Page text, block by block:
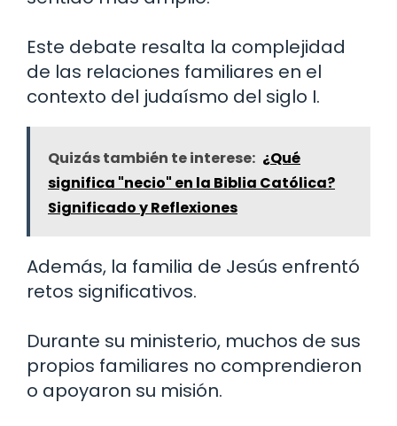
Este debate resalta la complejidad
de las relaciones familiares en el
contexto del judaísmo del siglo I.
Quizás también te interese: ¿Qué
significa "necio" en la Biblia Católica?
Significado y Reflexiones
Además, la familia de Jesús enfrentó
retos significativos.
Durante su ministerio, muchos de sus
propios familiares no comprendieron
o apoyaron su misión.